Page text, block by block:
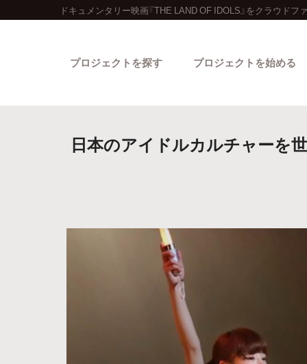
ドキュメンタリー映画『THE LAND OF IDOLS』をクラウドフ
プロジェクトを探す
カテゴリーから探す
プロジェクトを始める
日本のアイドルカルチャーを